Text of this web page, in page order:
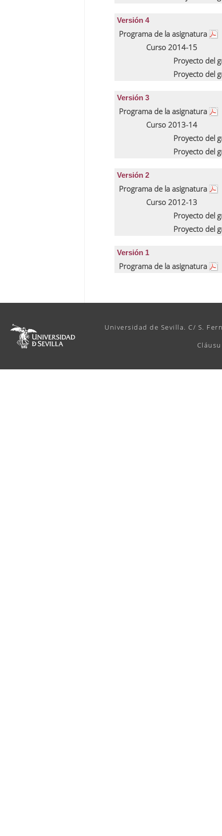
Versión 4
Programa de la asignatura
Curso 2014-15
Proyecto del
Proyecto del
Versión 3
Programa de la asignatura
Curso 2013-14
Proyecto del
Proyecto del
Versión 2
Programa de la asignatura
Curso 2012-13
Proyecto del
Proyecto del
Versión 1
Programa de la asignatura
Universidad de Sevilla. C/ S.